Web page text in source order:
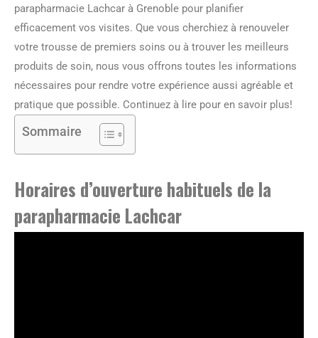
parapharmacie Lachcar à Grenoble pour planifier
efficacement vos visites. Que vous cherchiez à renouveler
votre trousse de premiers soins ou à trouver les meilleurs
produits de soin, nous vous offrons toutes les informations
nécessaires pour rendre votre expérience aussi agréable et
pratique que possible. Continuez à lire pour en savoir plus!
Sommaire
Horaires d’ouverture habituels de la
parapharmacie Lachcar